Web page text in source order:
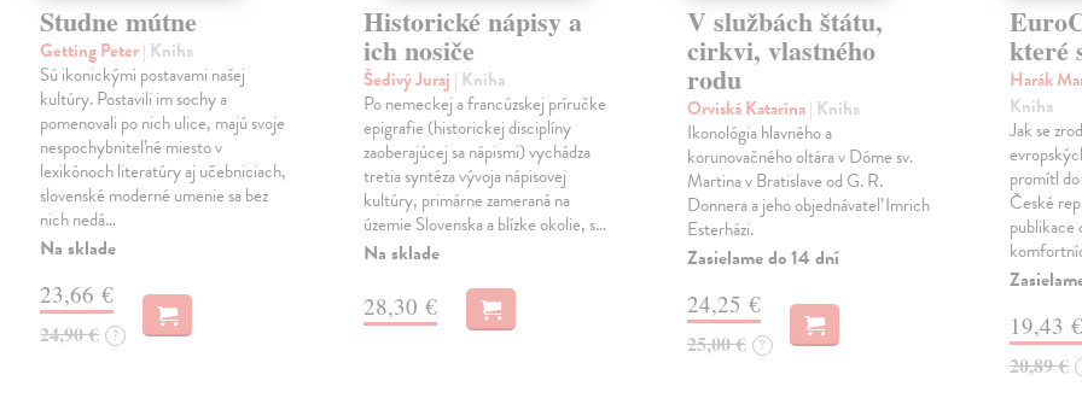
Studne mútne
Getting Peter| Kniha
Sú ikonickými postavami našej
kultúry. Postavili im sochy a
pomenovali po nich ulice, majú svoje
nespochybniteľné miesto v
lexikónoch literatúry aj učebniciach,
slovenské moderné umenie sa bez
nich nedá…
Na sklade
23,66 €
24,90 € ?
Historické nápisy a
ich nosiče
Šedivý Juraj | Kniha
Po nemeckej a francúzskej príručke
epigrafie (historickej disciplíny
zaoberajúcej sa nápismi) vychádza
tretia syntéza vývoja nápisovej
kultúry, primárne zameraná na
územie Slovenska a blízke okolie, s…
Na sklade
28,30 €
V službách štátu,
cirkvi, vlastného
rodu
Orviská Katarína| Kniha
Ikonológia hlavného a
korunovačného oltára v Dóme sv.
Martina v Bratislave od G. R.
Donnera a jeho objednávateľ Imrich
Esterházi.
Zasielame do 14 dní
24,25 €
25,00 € ?
které
Harák
Kniha
Jak se
promítl
České
publikace
19,43
20,89 €